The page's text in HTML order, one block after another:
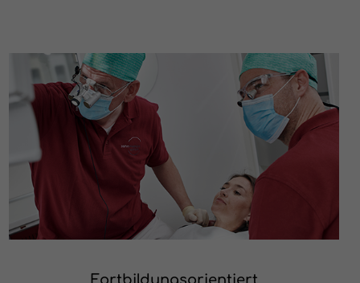
Fortbildungsorientiert